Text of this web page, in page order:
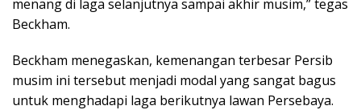
menang di laga selanjutnya sampai akhir musim,” tegas
Beckham.
Beckham menegaskan, kemenangan terbesar Persib
musim ini tersebut menjadi modal yang sangat bagus
untuk menghadapi laga berikutnya lawan Persebaya.